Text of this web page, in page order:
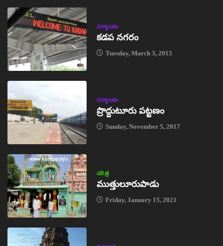
పర్యాటకం
కడప నగరం
Tuesday, March 3, 2015
పర్యాటకం
ప్రొద్దుటూరు పట్టణం
Sunday, November 5, 2017
చరిత్ర
ముత్తులూరుపాడు
Friday, January 15, 2021